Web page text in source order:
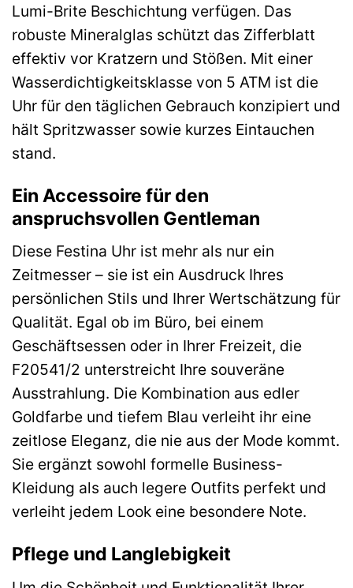
Lumi-Brite Beschichtung verfügen. Das
robuste Mineralglas schützt das Zifferblatt
effektiv vor Kratzern und Stößen. Mit einer
Wasserdichtigkeitsklasse von 5 ATM ist die
Uhr für den täglichen Gebrauch konzipiert und
hält Spritzwasser sowie kurzes Eintauchen
stand.
Ein Accessoire für den
anspruchsvollen Gentleman
Diese Festina Uhr ist mehr als nur ein
Zeitmesser – sie ist ein Ausdruck Ihres
persönlichen Stils und Ihrer Wertschätzung für
Qualität. Egal ob im Büro, bei einem
Geschäftsessen oder in Ihrer Freizeit, die
F20541/2 unterstreicht Ihre souveräne
Ausstrahlung. Die Kombination aus edler
Goldfarbe und tiefem Blau verleiht ihr eine
zeitlose Eleganz, die nie aus der Mode kommt.
Sie ergänzt sowohl formelle Business-
Kleidung als auch legere Outfits perfekt und
verleiht jedem Look eine besondere Note.
Pflege und Langlebigkeit